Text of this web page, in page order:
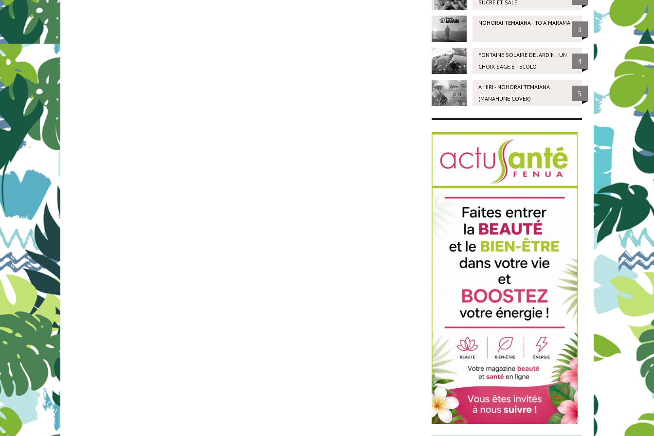
SUCRÉ ET SALÉ
NOHORAI TEMAIANA - TO'A MARAMA
3
FONTAINE SOLAIRE DE JARDIN : UN
CHOIX SAGE ET ÉCOLO
4
A HIRI - NOHORAI TEMAIANA
(MANAHUNE COVER)
5